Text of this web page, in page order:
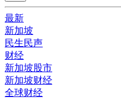
最新
新加坡
民生民声
财经
新加坡股市
新加坡财经
全球财经